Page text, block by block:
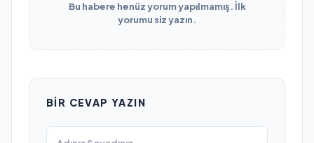
Bu habere henüz yorum yapılmamış. İlk
yorumu siz yazın.
BIR CEVAP YAZIN